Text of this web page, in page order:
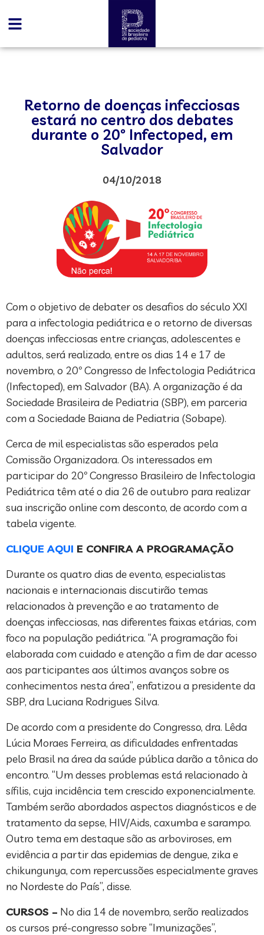
Retorno de doenças infecciosas
estará no centro dos debates
durante o 20º Infectoped, em
Salvador
04/10/2018
Com o objetivo de debater os desafios do século XXI
para a infectologia pediátrica e o retorno de diversas
doenças infecciosas entre crianças, adolescentes e
adultos, será realizado, entre os dias 14 e 17 de
novembro, o 20º Congresso de Infectologia Pediátrica
(Infectoped), em Salvador (BA). A organização é da
Sociedade Brasileira de Pediatria (SBP), em parceria
com a Sociedade Baiana de Pediatria (Sobape).
Cerca de mil especialistas são esperados pela
Comissão Organizadora. Os interessados em
participar do 20º Congresso Brasileiro de Infectologia
Pediátrica têm até o dia 26 de outubro para realizar
sua inscrição online com desconto, de acordo com a
tabela vigente.
CLIQUE AQUI E CONFIRA A PROGRAMAÇÃO
Durante os quatro dias de evento, especialistas
nacionais e internacionais discutirão temas
relacionados à prevenção e ao tratamento de
doenças infecciosas, nas diferentes faixas etárias, com
foco na população pediátrica. “A programação foi
elaborada com cuidado e atenção a fim de dar acesso
aos participantes aos últimos avanços sobre os
conhecimentos nesta área”, enfatizou a presidente da
SBP, dra Luciana Rodrigues Silva.
De acordo com a presidente do Congresso, dra. Lêda
Lúcia Moraes Ferreira, as dificuldades enfrentadas
pelo Brasil na área da saúde pública darão a tônica do
encontro. “Um desses problemas está relacionado à
sífilis, cuja incidência tem crescido exponencialmente.
Também serão abordados aspectos diagnósticos e de
tratamento da sepse, HIV/Aids, caxumba e sarampo.
Outro tema em destaque são as arboviroses, em
evidência a partir das epidemias de dengue, zika e
chikungunya, com repercussões especialmente graves
no Nordeste do País”, disse.
CURSOS – No dia 14 de novembro, serão realizados
os cursos pré-congresso sobre “Imunizações”,